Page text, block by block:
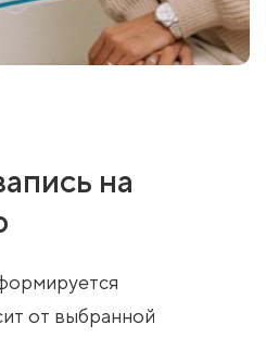
на
от выбранной